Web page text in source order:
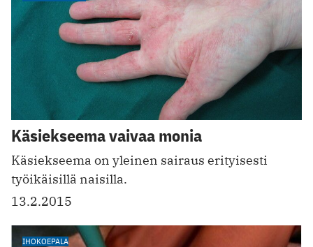
Käsiekseema vaivaa monia
Käsiekseema on yleinen sairaus erityisesti
työikäisillä naisilla.
13.2.2015
IHOKOEPALA